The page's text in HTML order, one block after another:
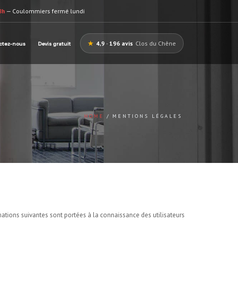
— Coulommiers fermé lundi
nous Devis gratuit ★ 4,9 · 196 avis Clos du Chêne
HOME MENTIONS LÉGALES
suivantes sont portées à la connaissance des utilisateurs